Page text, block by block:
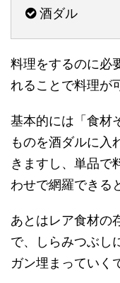
酒ダル
料理をするのに必
れることで料理が
基本的には「食材
ものを酒ダルに入
きますし、単品で
わせで網羅できる
あとはレア食材の
で、しらみつぶし
ガン埋まっていく